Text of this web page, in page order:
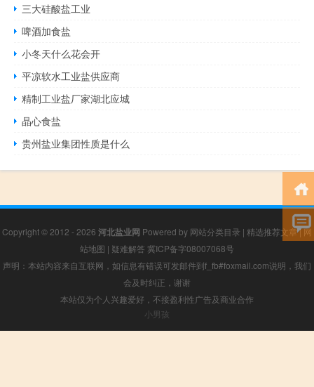
三大硅酸盐工业
啤酒加食盐
小冬天什么花会开
平凉软水工业盐供应商
精制工业盐厂家湖北应城
晶心食盐
贵州盐业集团性质是什么
Copyright © 2012 - 2026 河北盐业网 Powered by 网站分类目录 | 精选推荐文章|网
站地图 | 疑难解答 冀ICP备字08007068号
声明：本站内容来自互联网，如信息有错误可发邮件到f_fb#foxmail.com说明，我们
会及时纠正，谢谢
本站仅为个人兴趣爱好，不接盈利性广告及商业合作
小男孩